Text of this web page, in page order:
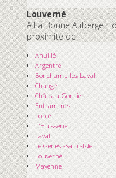
Louverné
A La Bonne Auberge
proximité de :
Ahuillé
Argentré
Bonchamp-lès-Laval
Changé
Château-Gontier
Entrammes
Forcé
L'Huisserie
Laval
Le Genest-Saint-Isle
Louverné
Mayenne